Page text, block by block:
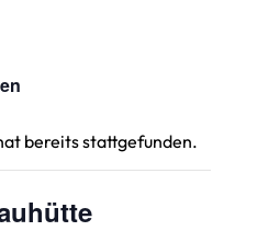
bereits stattgefunden.